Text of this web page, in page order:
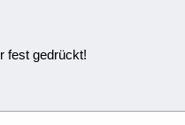
fest gedrückt!